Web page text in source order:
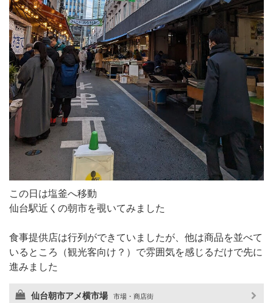
この日は塩釜へ移動
仙台駅近くの朝市を覗いてみました
食事提供店は行列ができていましたが、他は商品を並べて
いるところ（観光客向け？）で雰囲気を感じるだけで先に
進みました
仙台朝市アメ横市場 市場・商店街